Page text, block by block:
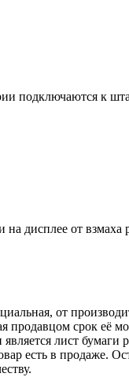
подключаются к
дисплее от взмаха
от
продавцом срок её
лист
есть в продаже.